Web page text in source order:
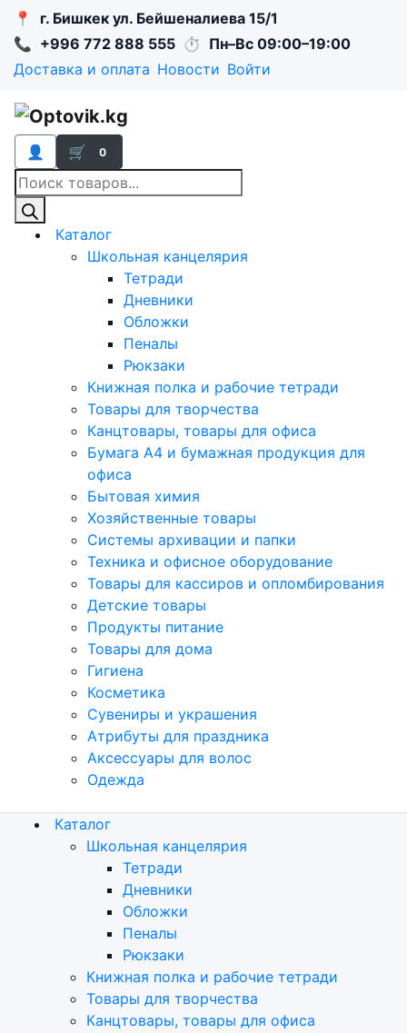
📍
г. Бишкек ул. Бейшеналиева 15/1
📞 +996 772 888 555 ⏱ Пн–Вс 09:00–19:00
Доставка и оплата Новости Войти
👤 🛒 0
Поиск
товаров
Каталог
Школьная канцелярия
Тетради
Дневники
Обложки
Пеналы
Рюкзаки
Книжная полка и рабочие тетради
Товары для творчества
Канцтовары, товары для офиса
Бумага А4 и бумажная продукция для
офиса
Бытовая химия
Хозяйственные товары
Системы архивации и папки
Техника и офисное оборудование
Товары для кассиров и опломбирования
Детские товары
Продукты питание
Товары для дома
Гигиена
Косметика
Сувениры и украшения
Атрибуты для праздника
Аксеcсуары для волос
Одежда
Каталог
Школьная канцелярия
Тетради
Дневники
Обложки
Пеналы
Рюкзаки
Книжная полка и рабочие тетради
Товары для творчества
Канцтовары, товары для офиса